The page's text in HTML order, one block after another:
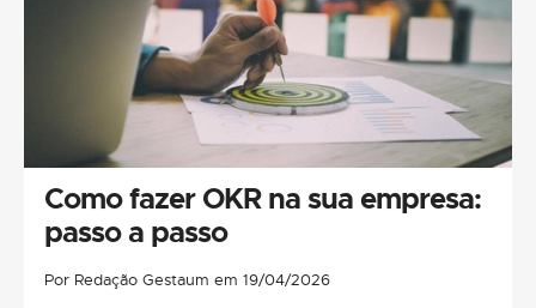
Como fazer OKR na sua empresa:
passo a passo
Por Redação Gestaum em 19/04/2026